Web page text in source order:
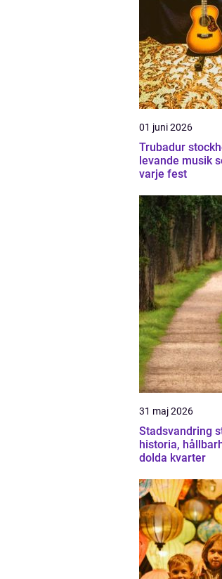
01 juni 2026
Trubadur
levande musik
varje fest
31 maj 2026
Stadsvandring
historia,
dolda kvarter